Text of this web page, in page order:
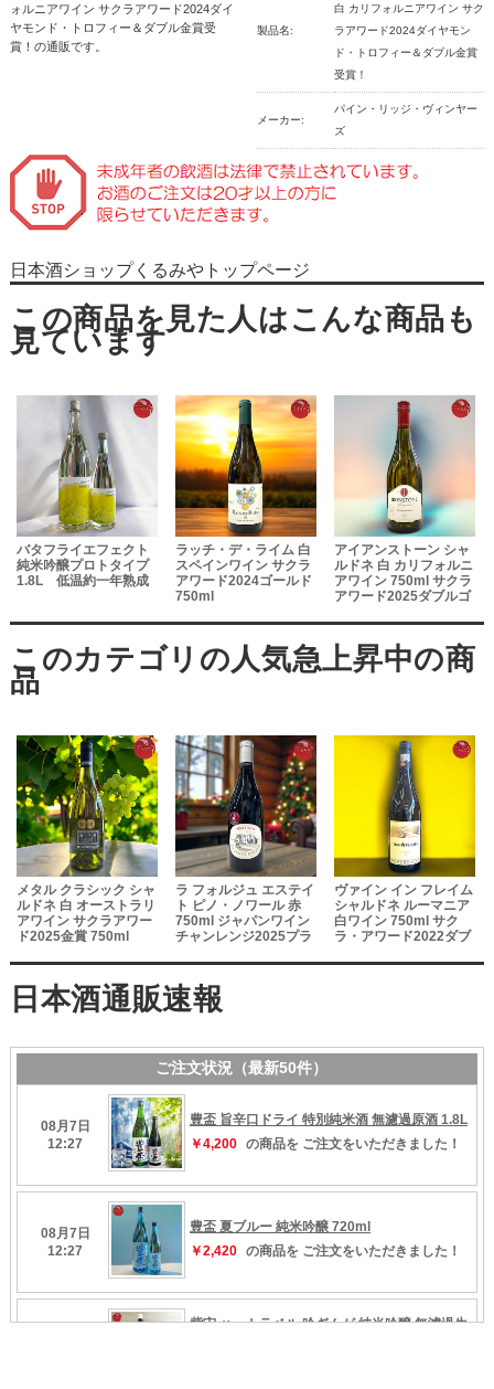
ォルニアワイン サクラアワード2024ダイ
ヤモンド・トロフィー＆ダブル金賞受
賞！の通販です。
製品名:
白 カリフォルニアワイン サク
ラアワード2024ダイヤモン
ド・トロフィー＆ダブル金賞
受賞！
メーカー:
パイン・リッジ・ヴィンヤー
ズ
日本酒ショップくるみやトップページ
バタフライエフェクト
純米吟醸プロトタイプ
1.8L 低温約一年熟成
ラッチ・デ・ライム 白
スペインワイン サクラ
アワード2024ゴールド
750ml
アイアンストーン シャ
ルドネ 白 カリフォルニ
アワイン 750ml サクラ
アワード2025ダブルゴ
メタル クラシック シャ
ルドネ 白 オーストラリ
アワイン サクラアワー
ド2025金賞 750ml
ラ フォルジュ エステイ
ト ピノ・ノワール 赤
750ml ジャパンワイン
チャンレンジ2025プラ
ヴァイン イン フレイム
シャルドネ ルーマニア
白ワイン 750ml サク
ラ・アワード2022ダブ